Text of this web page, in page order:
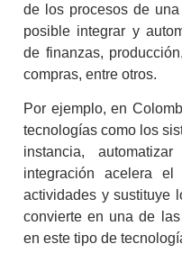
de los procesos de
posible integrar y
de finanzas,
compras, entre otros.
Por ejemplo, en
tecnologías como los
instancia,
integración acelera
actividades y sustituye
convierte en una de
en este tipo de